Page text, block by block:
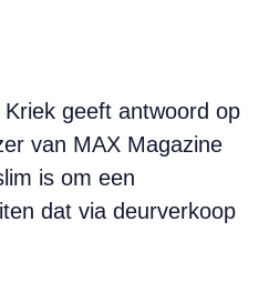
geeft antwoord op
van MAX Magazine
is om een
dat via deurverkoop